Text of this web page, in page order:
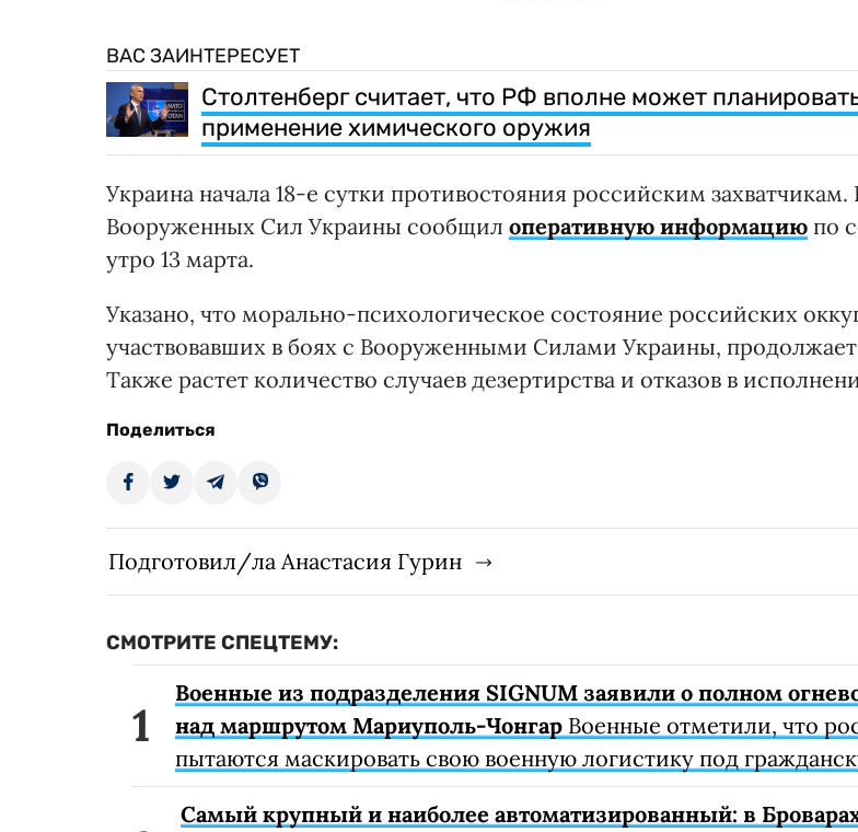
ВАС ЗАИНТЕРЕСУЕТ
Столтенберг считает, что РФ вполне может
применение химического оружия
Украина начала 18-е сутки противостояния российским захватчикам.
Вооруженных Сил Украины сообщил оперативную информацию по
утро 13 марта.
Указано, что морально-психологическое состояние российских
участвовавших в боях с Вооруженными Силами Украины,
Также растет количество случаев дезертирства и отказов в
Поделиться
Подготовил/ла Анастасия Гурин
СМОТРИТЕ СПЕЦТЕМУ:
Военные из подразделения SIGNUM заявили о полном
над маршрутом Мариуполь-Чонгар Военные отметили, что
пытаются маскировать свою военную логистику под
Самый крупный и наиболее автоматизированный: в